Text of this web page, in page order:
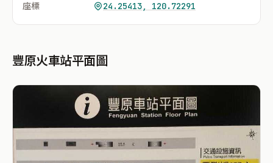
座標 24.25413, 120.72291
豐原火車站平面圖